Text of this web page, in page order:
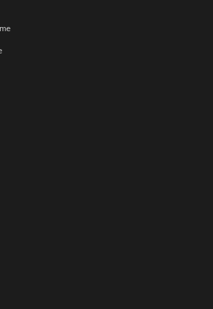
Neuigkeiten über Horrorfilme von